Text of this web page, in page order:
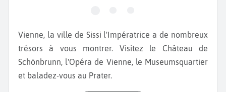
Vienne, la ville de Sissi l'Impératrice a de nombreux
trésors à vous montrer. Visitez le Château de
Schönbrunn, l'Opéra de Vienne, le Museumsquartier
et baladez-vous au Prater.